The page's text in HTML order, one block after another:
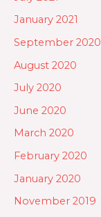
January 2021
September 2020
August 2020
July 2020
June 2020
March 2020
February 2020
January 2020
November 2019